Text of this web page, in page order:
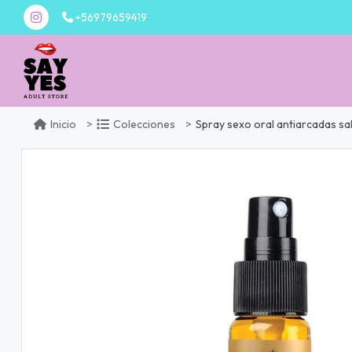
+56979659419
Inicio Colecciones Spray sexo oral antiarcadas